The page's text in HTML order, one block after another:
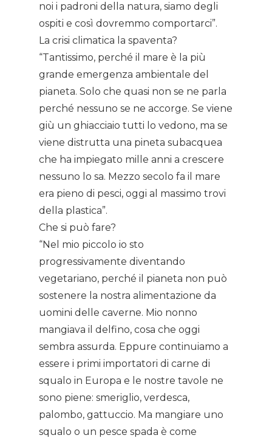
noi i padroni della natura, siamo degli
ospiti e così dovremmo comportarci”.
La crisi climatica la spaventa?
“Tantissimo, perché il mare è la più
grande emergenza ambientale del
pianeta. Solo che quasi non se ne parla
perché nessuno se ne accorge. Se viene
giù un ghiacciaio tutti lo vedono, ma se
viene distrutta una pineta subacquea
che ha impiegato mille anni a crescere
nessuno lo sa. Mezzo secolo fa il mare
era pieno di pesci, oggi al massimo trovi
della plastica”.
Che si può fare?
“Nel mio piccolo io sto
progressivamente diventando
vegetariano, perché il pianeta non può
sostenere la nostra alimentazione da
uomini delle caverne. Mio nonno
mangiava il delfino, cosa che oggi
sembra assurda. Eppure continuiamo a
essere i primi importatori di carne di
squalo in Europa e le nostre tavole ne
sono piene: smeriglio, verdesca,
palombo, gattuccio. Ma mangiare uno
squalo o un pesce spada è come